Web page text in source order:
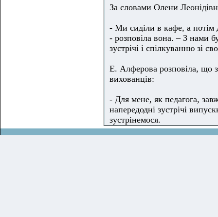
За словами Олени
- Ми сиділи в кафе, а потім
- розповіла вона. – З нами
зустрічі і спілкуванню зі
Е. Алферова розповіла, що з
вихованців:
- Для мене, як педагога,
напередодні зустрічі
зустрінемося.